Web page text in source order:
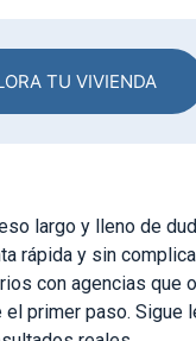
TU VIVIENDA
largo y lleno de
rápida y sin
con agencias que
primer paso. Sigue